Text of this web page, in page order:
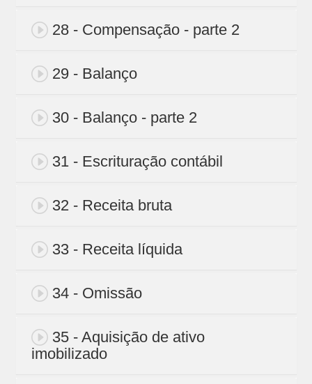
28 - Compensação - parte 2
29 - Balanço
30 - Balanço - parte 2
31 - Escrituração contábil
32 - Receita bruta
33 - Receita líquida
34 - Omissão
35 - Aquisição de ativo
imobilizado